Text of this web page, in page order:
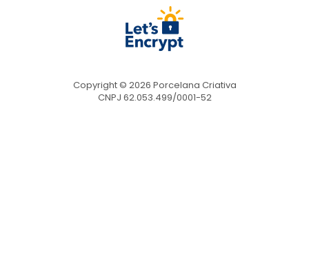
Copyright © 2026 Porcelana Criativa
CNPJ 62.053.499/0001-52